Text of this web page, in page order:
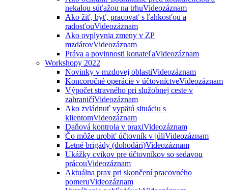
nekalou súťažou na trhuVideozáznam
Ako žiť, byť, pracovať s ľahkosťou a
radosťouVideozáznam
Ako ovplyvnia zmeny v ZP
mzdárovVideozáznam
Práva a povinnosti konateľaVideozáznam
Workshopy 2022
Novinky v mzdovej oblastiVideozáznam
Koncoročné operácie v účtovníctveVideozáznam
Výpočet stravného pri služobnej ceste v
zahraničíVideozáznam
Ako zvládnuť vypätú situáciu s
klientomVideozáznam
Daňová kontrola v praxiVideozáznam
Čo môže urobiť účtovník v júliVideozáznam
Letné brigády (dohodári)Videozáznam
Ukážky cvikov pre účtovníkov so sedavou
prácouVideozáznam
Aktuálna prax pri skončení pracovného
pomeruVideozáznam